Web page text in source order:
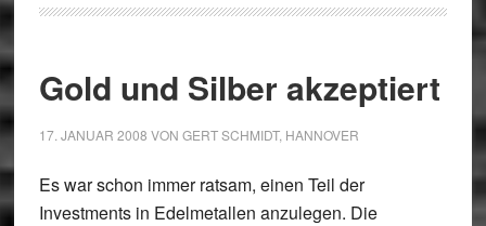
Gold und Silber akzeptiert
17. JANUAR 2008 VON GERT SCHMIDT, HANNOVER
Es war schon immer ratsam, einen Teil der
Investments in Edelmetallen anzulegen. Die